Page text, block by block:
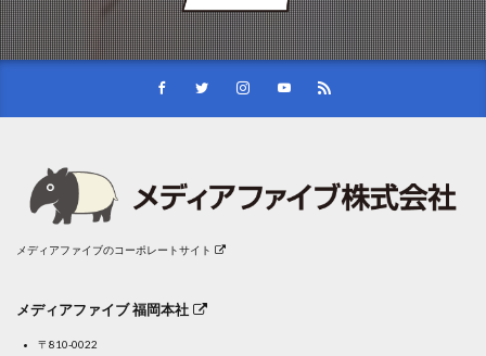
メディアファイブのコーポレートサイト
メディアファイブ 福岡本社
〒810-0022